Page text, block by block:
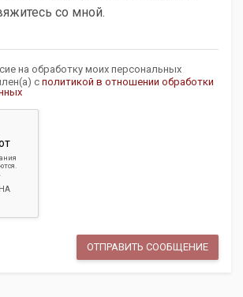
на обработку моих персональных
с политикой в отношении обработки